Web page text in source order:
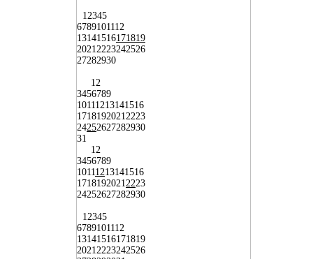
12345
6789101112
13141516171819
20212223242526
27282930
12
3456789
10111213141516
17181920212223
24252627282930
31
12
3456789
10111213141516
17181920212223
24252627282930
12345
6789101112
13141516171819
20212223242526